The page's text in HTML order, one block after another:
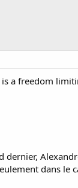
a freedom
dernier,
dans le